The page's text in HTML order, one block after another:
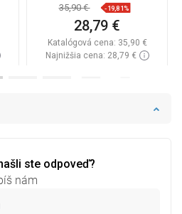
ste odpoveď?
nám
35,90 € -19,81%
28,79 €
Katalógová cena: 35,90 €
Najnižšia cena: 28,79 €